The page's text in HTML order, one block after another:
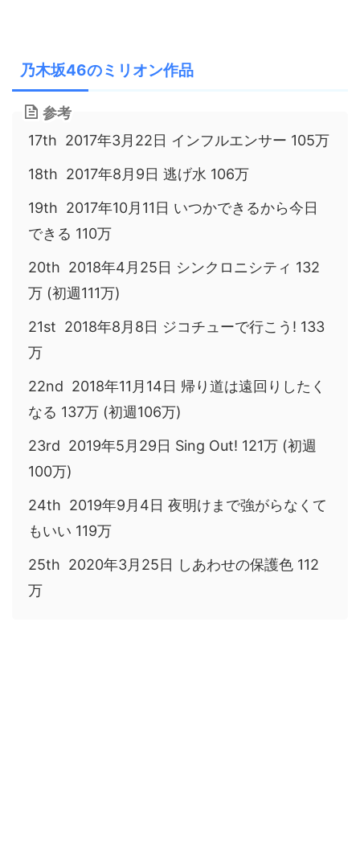
乃木坂46のミリオン作品
参考
17th 2017年3月22日 インフルエンサー 105万
18th 2017年8月9日 逃げ水 106万
19th 2017年10月11日 いつかできるから今日
できる 110万
20th 2018年4月25日 シンクロニシティ 132
万 (初週111万)
21st 2018年8月8日 ジコチューで行こう! 133
万
22nd 2018年11月14日 帰り道は遠回りしたく
なる 137万 (初週106万)
23rd 2019年5月29日 Sing Out! 121万 (初週
100万)
24th 2019年9月4日 夜明けまで強がらなくて
もいい 119万
25th 2020年3月25日 しあわせの保護色 112
万